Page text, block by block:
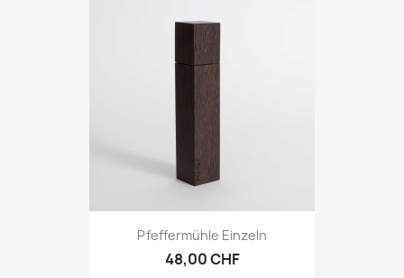
Pfeffermühle Einzeln
48,00 CHF